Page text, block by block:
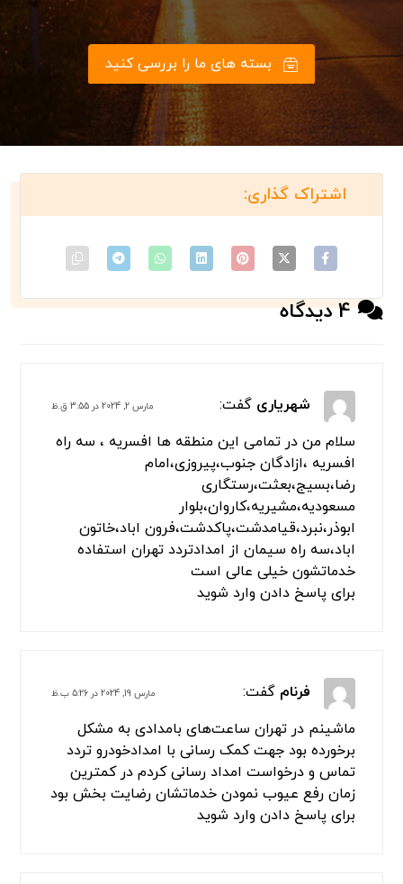
بسته های ما را بررسی کنید
4 دیدگاه
شهریاری گفت: مارس 2, 2024 در 3:55 ق.ظ
سلام من در تمامی این منطقه ها افسریه ، سه راه
افسریه ،ازادگان جنوب،پیروزی،امام
رضا،بسیج،بعثت،رستگاری
مسعودیه،مشیریه،کاروان،بلوار
ابوذر،نبرد،قیامدشت،پاکدشت،فرون اباد،خاتون
اباد،سه راه سیمان از امدادتردد تهران استفاده
خدماتشون خیلی عالی است
برای پاسخ دادن وارد شوید
فرنام گفت: مارس 19, 2024 در 5:26 ب.ظ
ماشینم در تهران ساعت‌های بامدادی به مشکل
برخورده بود جهت کمک رسانی با امدادخودرو تردد
تماس و درخواست امداد رسانی کردم در کمترین
زمان رفع عیوب نمودن خدماتشان رضایت بخش بود
برای پاسخ دادن وارد شوید